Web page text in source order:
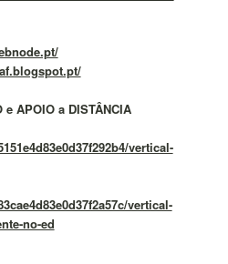
APOIO a DISTÂNCIA
vertical-
vertical-
no-ed